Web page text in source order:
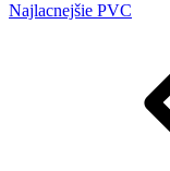
Najlacnejšie PVC